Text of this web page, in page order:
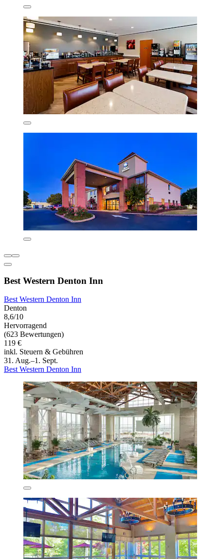
Best Western Denton Inn
Best Western Denton Inn
Denton
8,6/10
Hervorragend
(623 Bewertungen)
119 €
inkl. Steuern & Gebühren
31. Aug.–1. Sept.
Best Western Denton Inn